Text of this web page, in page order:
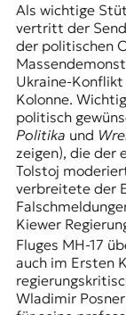
Als wichtige
vertritt der
der politischen
Ukraine-Konflikt
Kolonne.
politisch
Politika und
zeigen), die der
Tolstoj
verbreitete der
Kiewer
Fluges MH-17
auch im Ersten
Wladimir Posner